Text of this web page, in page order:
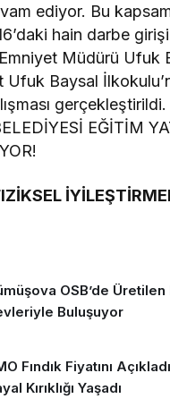
ediyor. Bu
hain darbe
Müdürü Ufuk
Ufuk Baysal
gerçekleştirildi.
OSB’de
Buluşuyor
Fındık Fiyatını
Kırıklığı Yaşadı